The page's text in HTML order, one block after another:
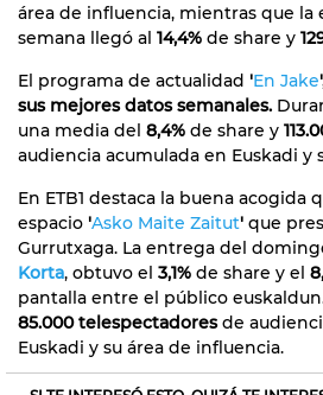
área de influencia, mientras que
semana llegó al 14,4% de share y
El programa de actualidad 'En Jake
sus mejores datos semanales.
una media del 8,4% de share y
audiencia acumulada en Euskadi y
En ETB1 destaca la buena acogida
espacio 'Asko Maite Zaitut' que
Gurrutxaga. La entrega del
Korta, obtuvo el 3,1% de share y el
pantalla entre el público
85.000 telespectadoresde
Euskadi y su área de influencia.